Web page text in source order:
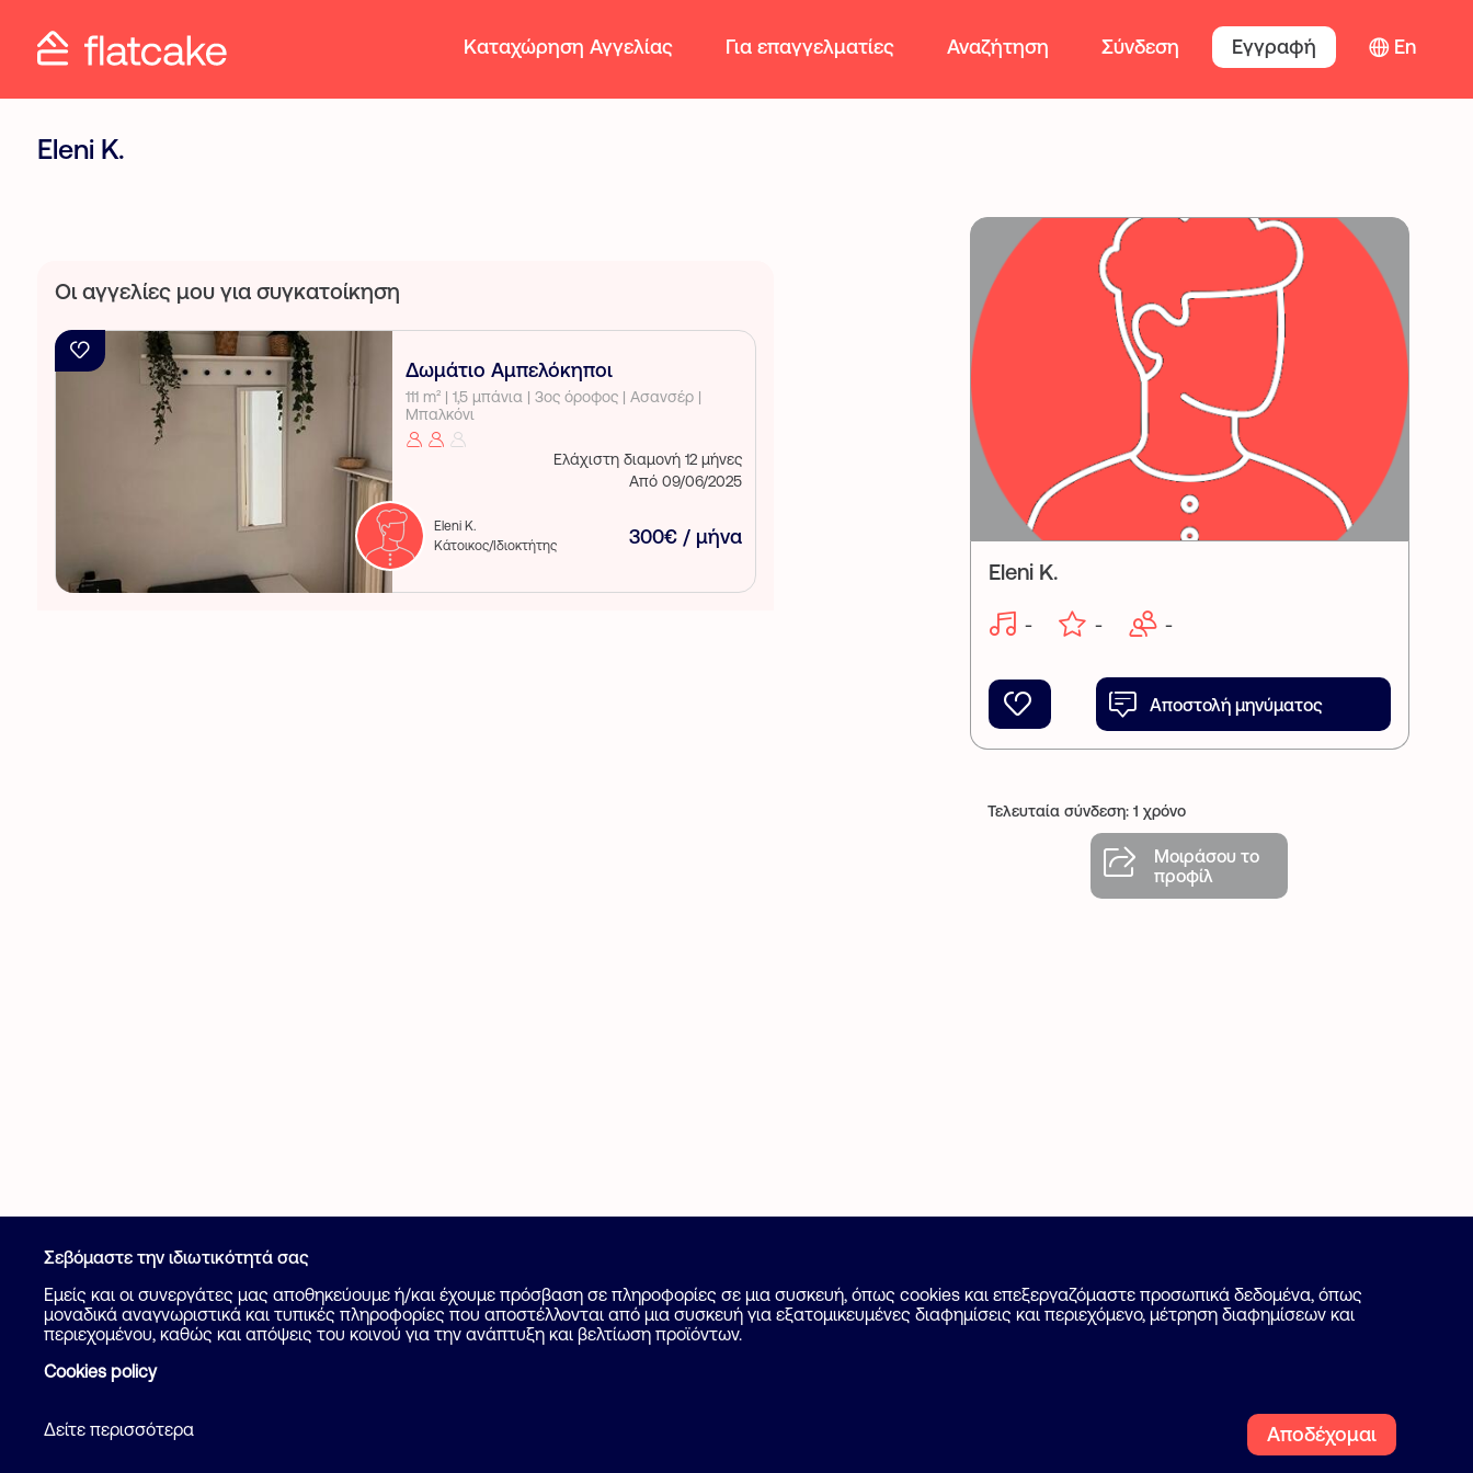
Καταχώρηση Αγγελίας Για επαγγελματίες Αναζήτηση Σύνδεση Εγγραφή En
Eleni K.
Οι αγγελίες μου για συγκατοίκηση
Δωμάτιο Αμπελόκηποι
111 m² | 1,5 μπάνια | 3ος όροφος | Ασανσέρ |
Μπαλκόνι
Ελάχιστη διαμονή 12 μήνες
Από 09/06/2025
Eleni K.
Κάτοικος/Ιδιοκτήτης
300€ / μήνα
Eleni K.
- - -
Αποστολή μηνύματος
Τελευταία σύνδεση: 1 χρόνο
Μοιράσου το
προφίλ
Βοήθεια Επικοινωνία Ψάξε επαγγελματία
2026 Flatcake. All rights reserved
Ακολουθήστε μας
Facebook
Σεβόμαστε την ιδιωτικότητά σας
Εμείς και οι συνεργάτες μας αποθηκεύουμε ή/και έχουμε πρόσβαση σε πληροφορίες σε μια συσκευή, όπως cookies και επεξεργαζόμαστε προσωπικά δεδομένα, όπως
μοναδικά αναγνωριστικά και τυπικές πληροφορίες που αποστέλλονται από μια συσκευή για εξατομικευμένες διαφημίσεις και περιεχόμενο, μέτρηση διαφημίσεων και
περιεχομένου, καθώς και απόψεις του κοινού για την ανάπτυξη και βελτίωση προϊόντων.
Cookies policy
Δείτε περισσότερα Αποδέχομαι